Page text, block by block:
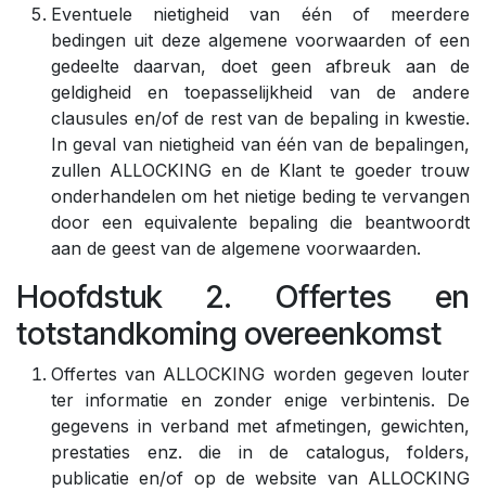
Eventuele nietigheid van één of meerdere
bedingen uit deze algemene voorwaarden of een
gedeelte daarvan, doet geen afbreuk aan de
geldigheid en toepasselijkheid van de andere
clausules en/of de rest van de bepaling in kwestie.
In geval van nietigheid van één van de bepalingen,
zullen ALLOCKING en de Klant te goeder trouw
onderhandelen om het nietige beding te vervangen
door een equivalente bepaling die beantwoordt
aan de geest van de algemene voorwaarden.
Hoofdstuk 2. Offertes en
totstandkoming overeenkomst
Offertes van ALLOCKING worden gegeven louter
ter informatie en zonder enige verbintenis. De
gegevens in verband met afmetingen, gewichten,
prestaties enz. die in de catalogus, folders,
publicatie en/of op de website van ALLOCKING